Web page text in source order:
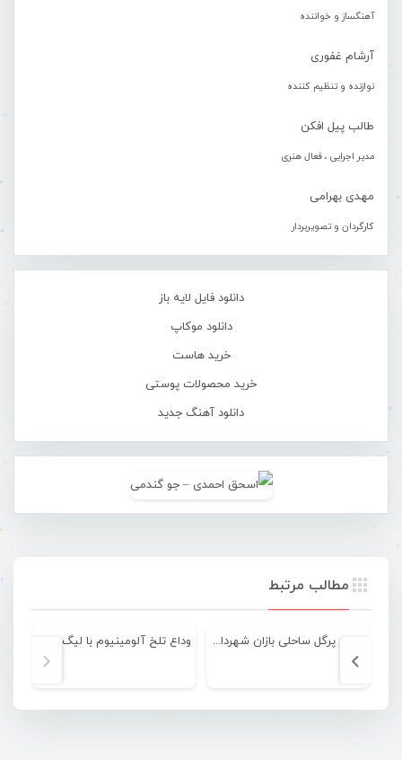
آهنگساز و خواننده
آرشام غفوری
نوازنده و تنظیم کننده
طالب پیل افکن
مدیر اجرایی ، فعال هنری
مهدی بهرامی
کارگردان و تصویربردار
دانلود فایل لایه باز
دانلود موکاپ
خرید هاست
خرید محصولات پوستی
دانلود آهنگ جدید
مطالب مرتبط
برتری پرگل ساحلی بازان شهرداری مقابل شاهین خزر